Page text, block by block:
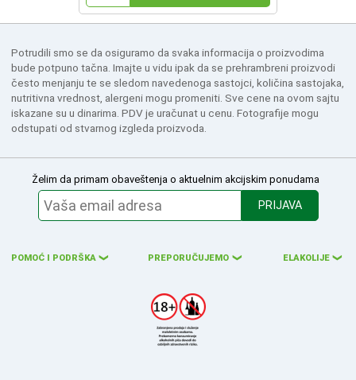
Potrudili smo se da osiguramo da svaka informacija o proizvodima
bude potpuno tačna. Imajte u vidu ipak da se prehrambreni proizvodi
često menjanju te se sledom navedenoga sastojci, količina sastojaka,
nutritivna vrednost, alergeni mogu promeniti. Sve cene na ovom sajtu
iskazane su u dinarima. PDV je uračunat u cenu. Fotografije mogu
odstupati od stvarnog izgleda proizvoda.
Želim da primam obaveštenja o aktuelnim akcijskim ponudama
PRIJAVA
POMOĆ I PODRŠKA ❮ PREPORUČUJEMO ❮ ELAKOLIJE ❮